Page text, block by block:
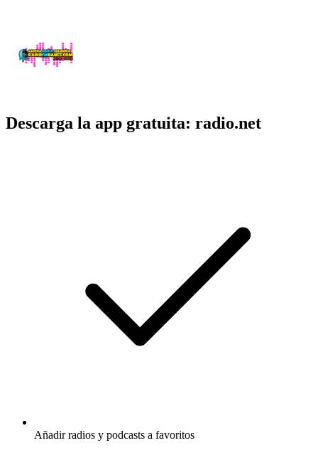
Descarga la app gratuita: radio.net
Añadir radios y podcasts a favoritos